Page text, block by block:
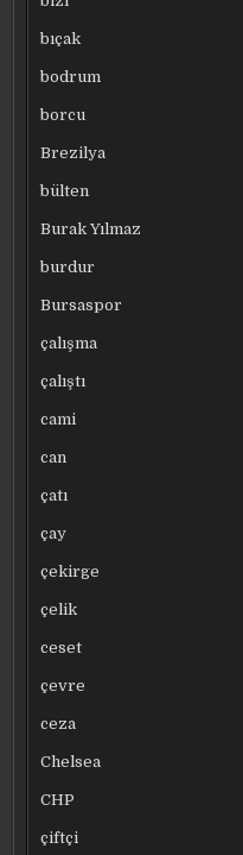
bıçak
bodrum
borcu
Brezilya
bülten
Burak Yılmaz
burdur
Bursaspor
çalışma
çalıştı
cami
can
çatı
çay
çekirge
çelik
ceset
çevre
ceza
Chelsea
CHP
çiftçi